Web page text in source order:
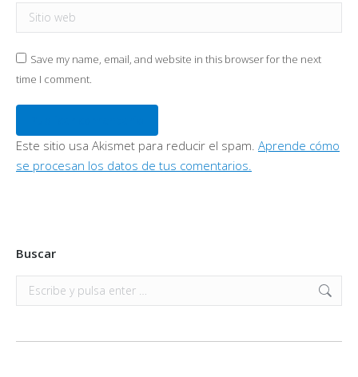
Sitio web
Save my name, email, and website in this browser for the next
time I comment.
Este sitio usa Akismet para reducir el spam. Aprende cómo
se procesan los datos de tus comentarios.
Buscar
Buscar: